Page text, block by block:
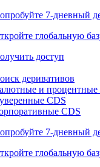
7-дневный
глобальную
доступ
деривативов
и процентные
CDS
CDS
7-дневный
глобальную